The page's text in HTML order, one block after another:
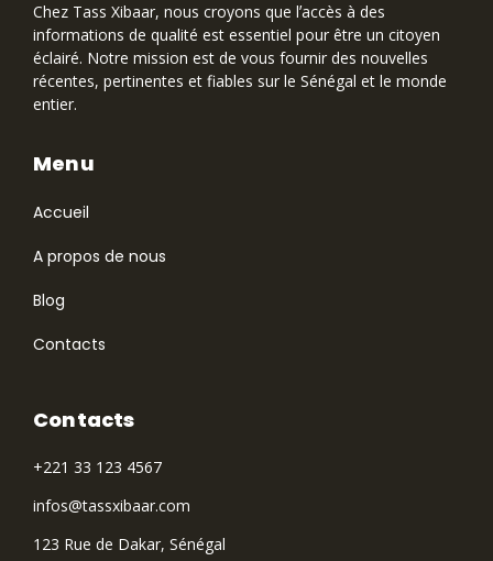
Chez Tass Xibaar, nous croyons que lʼaccès à des
informations de qualité est essentiel pour être un citoyen
éclairé. Notre mission est de vous fournir des nouvelles
récentes, pertinentes et fiables sur le Sénégal et le monde
entier.
Accueil
A propos de nous
Blog
Contacts
Menu
Contacts
+221 33 123 4567
infos@tassxibaar.com
123 Rue de Dakar, Sénégal